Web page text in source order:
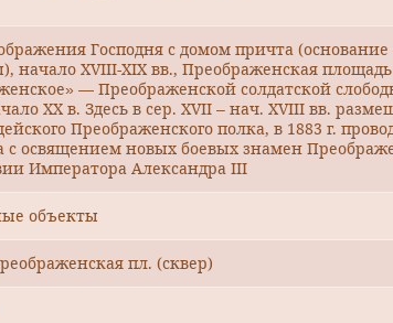
Господня с домом причта
начало XVIII-XIX вв., Преображенская
— Преображенской солдатской
ХХ в. Здесь в сер. XVII – нач. XVIII вв.
Преображенского полка, в 1883 г.
с освящением новых боевых знамен
Императора Александра III
объекты
пл. (сквер)